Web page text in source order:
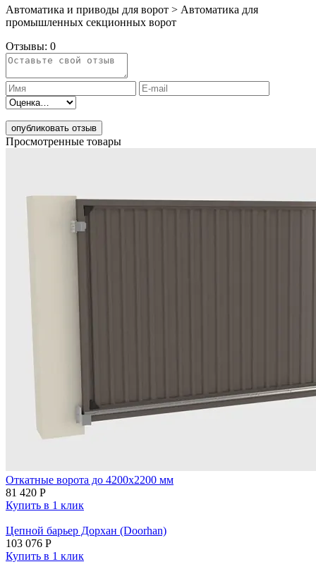
Автоматика и приводы для ворот > Автоматика для
промышленных секционных ворот
Отзывы: 0
опубликовать отзыв
Просмотренные товары
Откатные ворота до 4200х2200 мм
81 420 Р
Купить в 1 клик
Цепной барьер Дорхан (Doorhan)
103 076 Р
Купить в 1 клик